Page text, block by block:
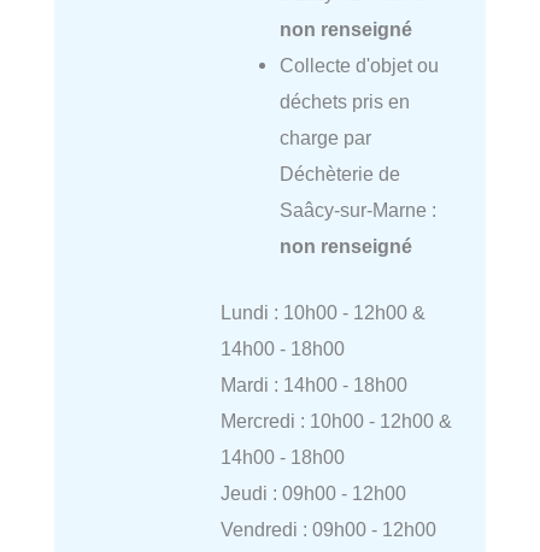
non renseigné
Collecte d'objet ou
déchets pris en
charge par
Déchèterie de
Saâcy-sur-Marne :
non renseigné
Lundi : 10h00 - 12h00 &
14h00 - 18h00
Mardi : 14h00 - 18h00
Mercredi : 10h00 - 12h00 &
14h00 - 18h00
Jeudi : 09h00 - 12h00
Vendredi : 09h00 - 12h00